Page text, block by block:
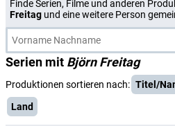
Finde Serien, Filme und anderen
Freitag und eine weitere Person
Serien mit Björn Freitag
Produktionen sortieren nach: Titel/
Land